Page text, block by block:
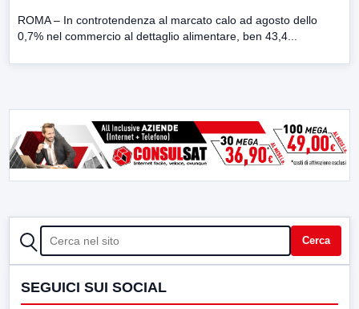
ROMA – In controtendenza al marcato calo ad agosto dello
0,7% nel commercio al dettaglio alimentare, ben 43,4...
CERCA Cerca
SEGUICI SUI SOCIAL